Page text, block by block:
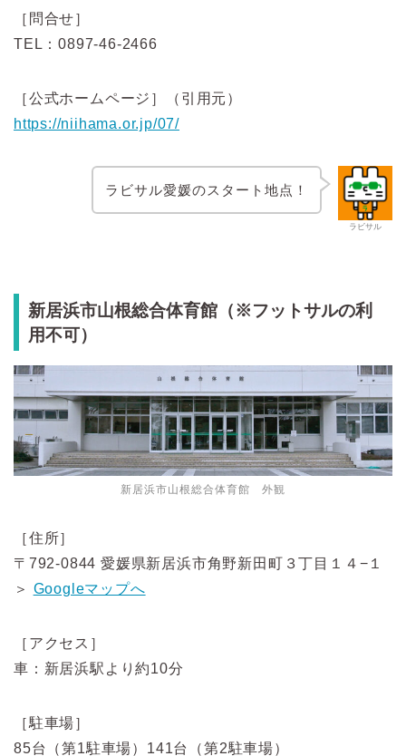
［問合せ］
TEL：0897-46-2466
［公式ホームページ］（引用元）
https://niihama.or.jp/07/
ラビサル
ラビサル愛媛のスタート地点！
新居浜市山根総合体育館（※フットサルの利
用不可）
新居浜市山根総合体育館 外観
［住所］
〒792-0844 愛媛県新居浜市角野新田町３丁目１４−１
＞ Googleマップへ
［アクセス］
車：新居浜駅より約10分
［駐車場］
85台（第1駐車場）141台（第2駐車場）